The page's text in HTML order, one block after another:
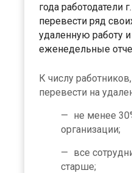
года работодатели
перевести ряд
удаленную работу
еженедельные
К числу
перевести на
не менее
организации;
все
старше;